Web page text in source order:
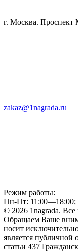
г. Москва. Проспект
zakaz@1nagrada.ru
Режим работы:
Пн-Пт: 11:00—18:00;
© 2026 1nagrada.
Обращаем Ваше
носит
является публичной
статьи 437